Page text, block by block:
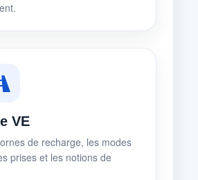
VE
de recharge, les modes
prises et les notions de